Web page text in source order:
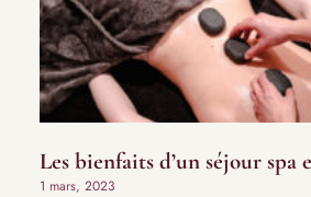
Les bienfaits d’un séjour spa
1 mars, 2023